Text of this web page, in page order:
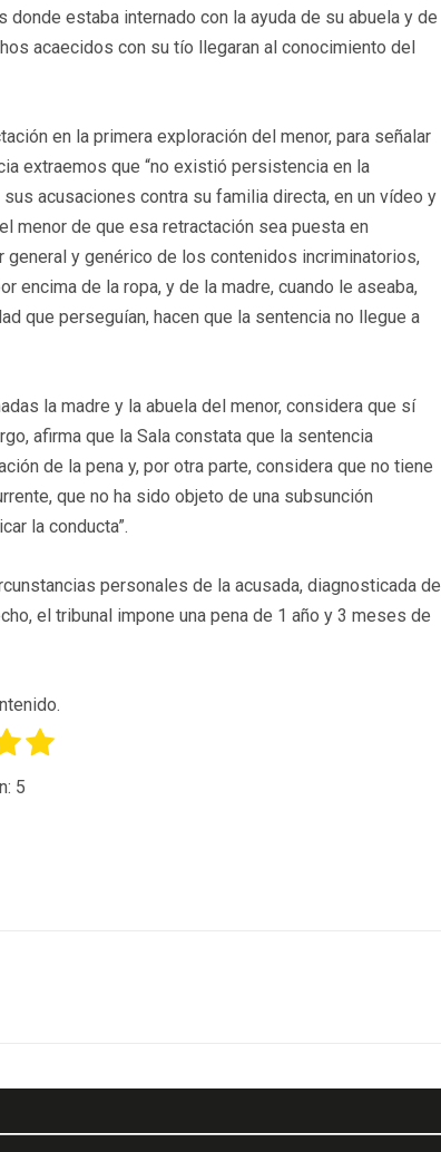
estaba internado con la ayuda de su abuela y de
acaecidos con su tío llegaran al conocimiento del
en la primera exploración del menor, para señalar
extraemos que “no existió persistencia en la
acusaciones contra su familia directa, en un vídeo y
menor de que esa retractación sea puesta en
y genérico de los contenidos incriminatorios,
de la ropa, y de la madre, cuando le aseaba,
que perseguían, hacen que la sentencia no llegue a
la madre y la abuela del menor, considera que sí
afirma que la Sala constata que la sentencia
de la pena y, por otra parte, considera que no tiene
que no ha sido objeto de una subsunción
la conducta”.
personales de la acusada, diagnosticada de
el tribunal impone una pena de 1 año y 3 meses de
5